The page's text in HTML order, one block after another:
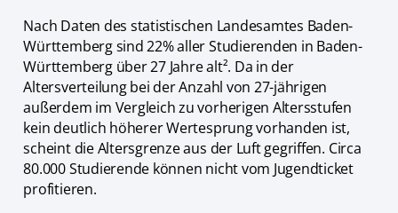
Nach Daten des statistischen Landesamtes Baden-
Württemberg sind 22% aller Studierenden in Baden-
Württemberg über 27 Jahre alt². Da in der
Altersverteilung bei der Anzahl von 27-jährigen
außerdem im Vergleich zu vorherigen Altersstufen
kein deutlich höherer Wertesprung vorhanden ist,
scheint die Altersgrenze aus der Luft gegriffen. Circa
80.000 Studierende können nicht vom Jugendticket
profitieren.